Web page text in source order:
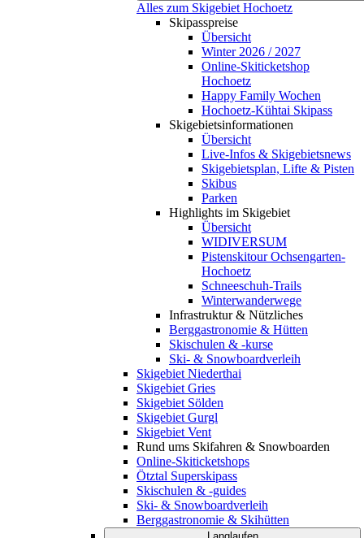
Alles zum Skigebiet Hochoetz
Skipasspreise
Übersicht
Winter 2026 / 2027
Online-Skiticketshop
Hochoetz
Happy Family Wochen
Hochoetz-Kühtai Skipass
Skigebietsinformationen
Übersicht
Live-Infos & Skigebietsnews
Skigebietsplan, Lifte & Pisten
Skibus
Parken
Highlights im Skigebiet
Übersicht
WIDIVERSUM
Pistenskitour Ochsengarten-
Hochoetz
Schneeschuh-Trails
Winterwanderwege
Infrastruktur & Nützliches
Berggastronomie & Hütten
Skischulen & -kurse
Ski- & Snowboardverleih
Skigebiet Niederthai
Skigebiet Gries
Skigebiet Sölden
Skigebiet Gurgl
Skigebiet Vent
Rund ums Skifahren & Snowboarden
Online-Skiticketshops
Ötztal Superskipass
Skischulen & -guides
Ski- & Snowboardverleih
Berggastronomie & Skihütten